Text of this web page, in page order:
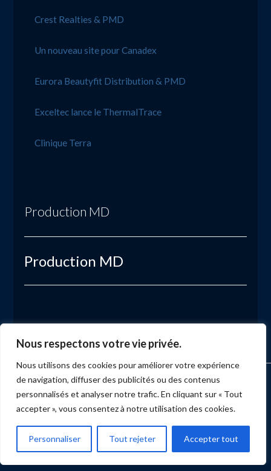
Nous respectons votre vie privée.
Nous utilisons des cookies pour améliorer votre expérience
de navigation, diffuser des publicités ou des contenus
personnalisés et analyser notre trafic. En cliquant sur « Tout
accepter », vous consentez à notre utilisation des cookies.
Personnaliser Tout rejeter Accepter tout
Crest Realties & PMD
Un nouveau site pour Canadex
Eurora Beautyfit Distribution & PMD
Exceltec lance le ThermalTrace
Clinique Terra
Production MD
Production MD
ACCUEIL MARKETING PRODUCTION
ÉVÉNEMENTS
SERVICES
NUMÉRISATION
Facebook
X LinkedIn
YouTube
Instagram
PRODUCTION MD